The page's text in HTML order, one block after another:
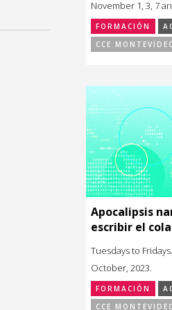
November 1, 3, 7
FORMACIÓN
CCE
Apocalipsis
escribir el
Tuesdays to
October, 2023.
FORMACIÓN
CCE